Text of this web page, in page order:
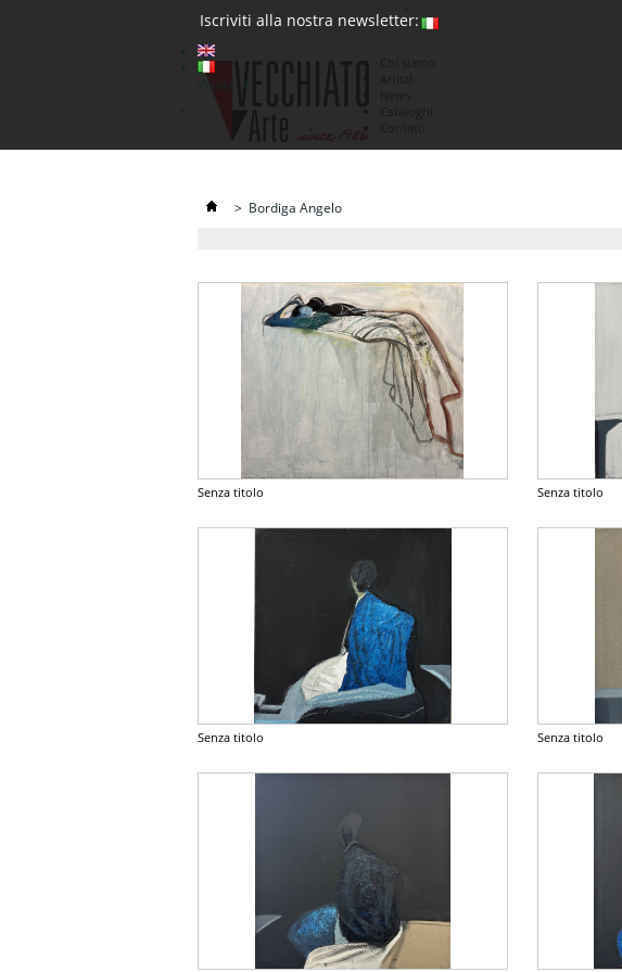
Iscriviti alla nostra newsletter:
> Bordiga Angelo
Senza titolo Senza titolo
Senza titolo Senza titolo